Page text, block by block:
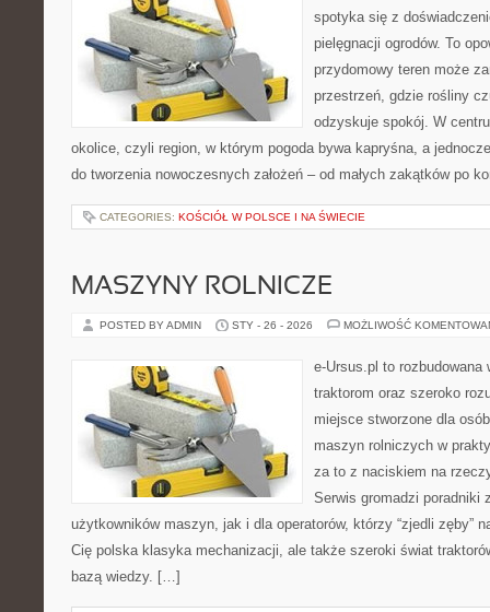
spotyka się z
pielęgnacji ogrodów. To
przydomowy teren może
przestrzeń, gdzie rośliny
odzyskuje spokój. W
okolice, czyli region, w którym pogoda bywa kapryśna, a
do tworzenia nowoczesnych założeń – od małych zakątków po
CATEGORIES: KOŚCIÓŁ W POLSCE I NA ŚWIECIE
MASZYNY ROLNICZE
POSTED BY ADMIN STY - 26 - 2026 MOŻLIWOŚĆ
e-Ursus.pl to rozbudowana
traktorom oraz szeroko
miejsce stworzone dla
maszyn rolniczych w
za to z naciskiem na
Serwis gromadzi poradniki
użytkowników maszyn, jak i dla operatorów, którzy “zjedli zęby”
Cię polska klasyka mechanizacji, ale także szeroki świat
bazą wiedzy. […]